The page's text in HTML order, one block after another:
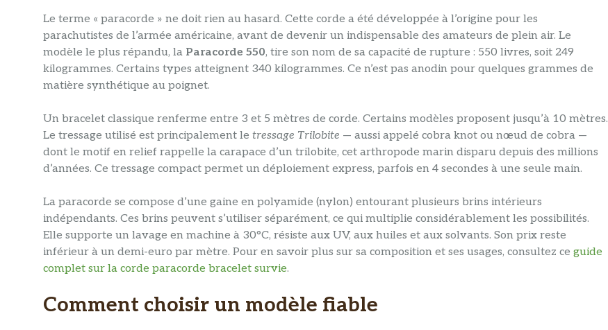
Le terme « paracorde » ne doit rien au hasard. Cette corde a été développée à l’origine pour les
parachutistes de l’armée américaine, avant de devenir un indispensable des amateurs de plein air. Le
modèle le plus répandu, la Paracorde 550, tire son nom de sa capacité de rupture : 550 livres, soit 249
kilogrammes. Certains types atteignent 340 kilogrammes. Ce n’est pas anodin pour quelques grammes de
matière synthétique au poignet.
Un bracelet classique renferme entre 3 et 5 mètres de corde. Certains modèles proposent jusqu’à 10 mètres.
Le tressage utilisé est principalement le tressage Trilobite — aussi appelé cobra knot ou nœud de cobra —
dont le motif en relief rappelle la carapace d’un trilobite, cet arthropode marin disparu depuis des millions
d’années. Ce tressage compact permet un déploiement express, parfois en 4 secondes à une seule main.
La paracorde se compose d’une gaine en polyamide (nylon) entourant plusieurs brins intérieurs
indépendants. Ces brins peuvent s’utiliser séparément, ce qui multiplie considérablement les possibilités.
Elle supporte un lavage en machine à 30°C, résiste aux UV, aux huiles et aux solvants. Son prix reste
inférieur à un demi-euro par mètre. Pour en savoir plus sur sa composition et ses usages, consultez ce guide
complet sur la corde paracorde bracelet survie.
Comment choisir un modèle fiable